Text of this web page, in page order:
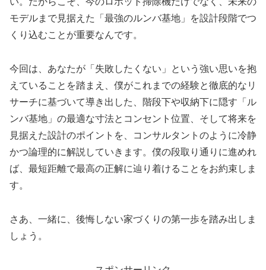
モデルまで見据えた「最強のルンバ基地」を設計段階でつ
くり込むことが重要なんです。
今回は、あなたが「失敗したくない」という強い思いを抱
えていることを踏まえ、僕がこれまでの経験と徹底的なリ
サーチに基づいて導き出した、階段下や収納下に隠す「ル
ンバ基地」の最適な寸法とコンセント位置、そして将来を
見据えた設計のポイントを、コンサルタントのように冷静
かつ論理的に解説していきます。僕の段取り通りに進めれ
ば、最短距離で最高の正解に辿り着けることをお約束しま
す。
さあ、一緒に、後悔しない家づくりの第一歩を踏み出しま
しょう。